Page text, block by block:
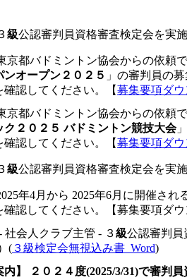
級公認審判員資格審査検定会を実施
京都バドミントン協会からの依頼
ンオープン２０２５ 」の審判員の
認してください。【募集要項ダ
京都バドミントン協会からの依頼
ク２０２５ バドミントン競技大会
認してください。【募集要項ダ
級公認審判員資格審査検定会を実施
年4月から 2025年6月に開催され
認してください。【募集要項ダウ
社会人クラブ主管 - ３級公認審判員
( ３級検定会無視込み書_Word)
】 ２０２４度(2025/3/31)で審判